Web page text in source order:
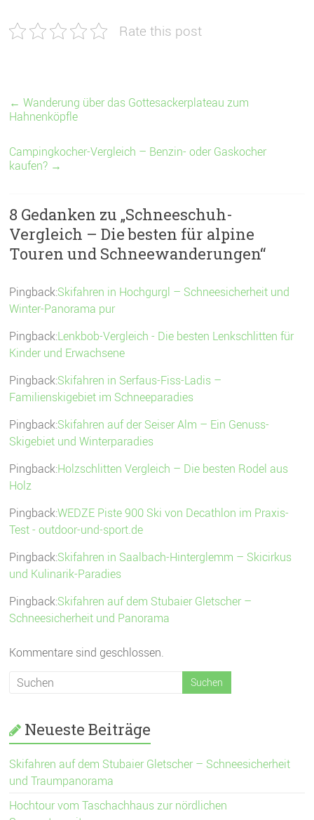
Rate this post
← Wanderung über das Gottesackerplateau zum
Hahnenköpfle
Campingkocher-Vergleich – Benzin- oder Gaskocher
kaufen? →
8 Gedanken zu „Schneeschuh-
Vergleich – Die besten für alpine
Touren und Schneewanderungen“
Pingback:Skifahren in Hochgurgl – Schneesicherheit und
Winter-Panorama pur
Pingback:Lenkbob-Vergleich - Die besten Lenkschlitten für
Kinder und Erwachsene
Pingback:Skifahren in Serfaus-Fiss-Ladis –
Familienskigebiet im Schneeparadies
Pingback:Skifahren auf der Seiser Alm – Ein Genuss-
Skigebiet und Winterparadies
Pingback:Holzschlitten Vergleich – Die besten Rodel aus
Holz
Pingback:WEDZE Piste 900 Ski von Decathlon im Praxis-
Test - outdoor-und-sport.de
Pingback:Skifahren in Saalbach-Hinterglemm – Skicirkus
und Kulinarik-Paradies
Pingback:Skifahren auf dem Stubaier Gletscher –
Schneesicherheit und Panorama
Kommentare sind geschlossen.
Neueste Beiträge
Skifahren auf dem Stubaier Gletscher – Schneesicherheit
und Traumpanorama
Hochtour vom Taschachhaus zur nördlichen